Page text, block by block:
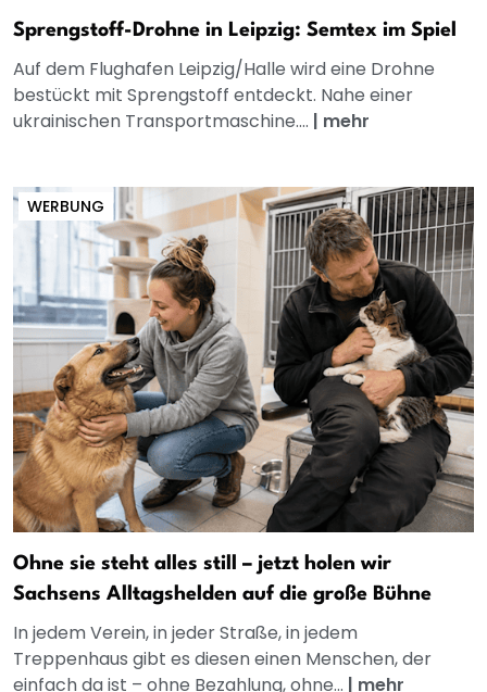
Sprengstoff-Drohne in Leipzig: Semtex im Spiel
Auf dem Flughafen Leipzig/Halle wird eine Drohne
bestückt mit Sprengstoff entdeckt. Nahe einer
ukrainischen Transportmaschine.... | mehr
WERBUNG
Ohne sie steht alles still – jetzt holen wir
Sachsens Alltagshelden auf die große Bühne
In jedem Verein, in jeder Straße, in jedem
Treppenhaus gibt es diesen einen Menschen, der
einfach da ist – ohne Bezahlung, ohne... | mehr